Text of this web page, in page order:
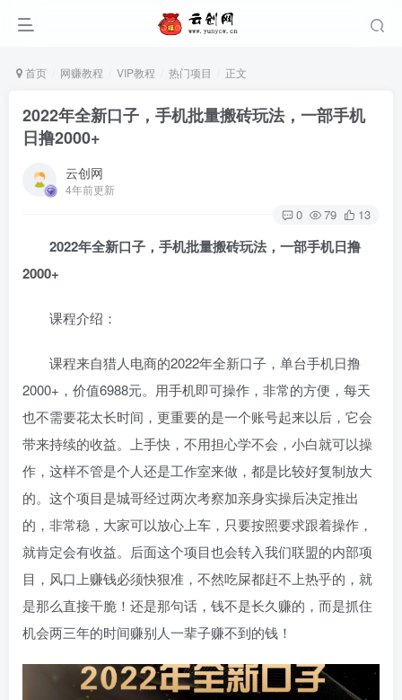
首页 网赚教程 VIP教程 热门项目 正文
2022年全新口子，手机批量搬砖玩法，一部手机
日撸2000+
云创网
4年前更新
0 79 13
2022年全新口子，手机批量搬砖玩法，一部手机日撸
2000+
课程介绍：
课程来自猎人电商的2022年全新口子，单台手机日撸
2000+，价值6988元。用手机即可操作，非常的方便，每天
也不需要花太长时间，更重要的是一个账号起来以后，它会
带来持续的收益。上手快，不用担心学不会，小白就可以操
作，这样不管是个人还是工作室来做，都是比较好复制放大
的。这个项目是城哥经过两次考察加亲身实操后决定推出
的，非常稳，大家可以放心上车，只要按照要求跟着操作，
就肯定会有收益。后面这个项目也会转入我们联盟的内部项
目，风口上赚钱必须快狠准，不然吃屎都赶不上热乎的，就
是那么直接干脆！还是那句话，钱不是长久赚的，而是抓住
机会两三年的时间赚别人一辈子赚不到的钱！